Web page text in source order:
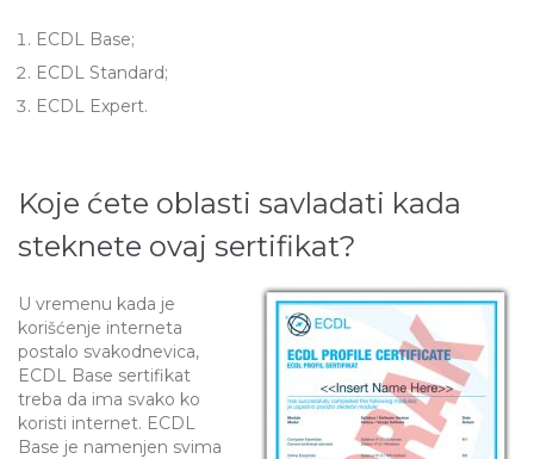
ECDL Base;
ECDL Standard;
ECDL Expert.
Koje ćete oblasti savladati kada
steknete ovaj sertifikat?
U vremenu kada je
korišćenje interneta
postalo svakodnevica,
ECDL Base sertifikat
treba da ima svako ko
koristi internet. ECDL
Base je namenjen svima